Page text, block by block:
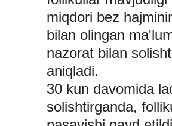
miqdori bez
bilan olingan
nazorat bilan
aniqladi.
30 kun davomida
solishtirganda,